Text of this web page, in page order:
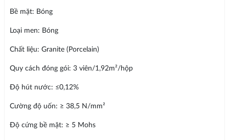
Bề mặt: Bóng
Loại men: Bóng
Chất liệu: Granite (Porcelain)
Quy cách đóng gói: 3 viên/1,92m²/hộp
Độ hút nước: ≤0,12%
Cường độ uốn: ≥ 38,5 N/mm²
Độ cứng bề mặt: ≥ 5 Mohs